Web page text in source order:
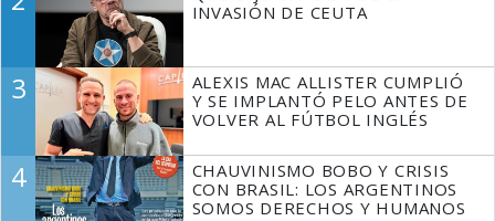
INVASIÓN DE CEUTA
3
ALEXIS MAC ALLISTER CUMPLIÓ
Y SE IMPLANTÓ PELO ANTES DE
VOLVER AL FÚTBOL INGLÉS
4
CHAUVINISMO BOBO Y CRISIS
CON BRASIL: LOS ARGENTINOS
SOMOS DERECHOS Y HUMANOS